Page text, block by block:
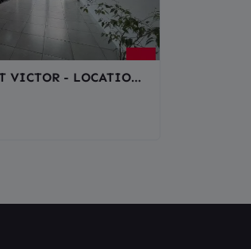
VICTOR - LOCATION
ACCÈS A10